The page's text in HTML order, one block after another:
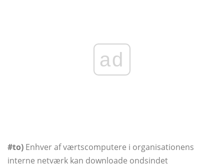
ad
#to) Enhver af værtscomputere i organisationens
interne netværk kan downloade ondsindet